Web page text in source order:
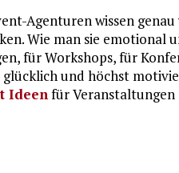
Agenturen wissen genau
Wie man sie emotional
für Workshops, für
und höchst
Ideenfür